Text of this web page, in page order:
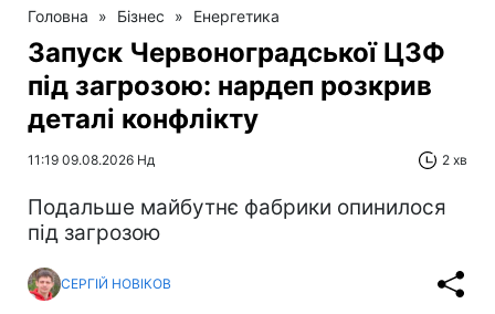
Головна » Бізнес » Енергетика
Запуск Червоноградської ЦЗФ
під загрозою: нардеп розкрив
деталі конфлікту
11:19 09.08.2026 Нд 2 хв
Подальше майбутнє фабрики опинилося
під загрозою
СЕРГІЙ НОВІКОВ